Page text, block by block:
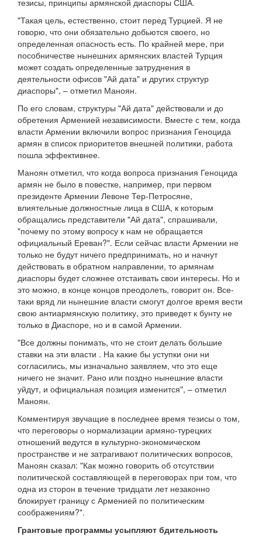
тезисы, принципы армянской диаспоры США.
"Такая цель, естественно, стоит перед Турцией. Я не
говорю, что они обязательно добьются своего, но
определенная опасность есть. По крайней мере, при
пособничестве нынешних армянских властей Турция
может создать определенные затруднения в
деятельности офисов "Ай дата" и других структур
диаспоры", – отметил Маноян.
По его словам, структуры "Ай дата" действовали и до
обретения Арменией независимости. Вместе с тем, когда
власти Армении включили вопрос признания Геноцида
армян в список приоритетов внешней политики, работа
пошла эффективнее.
Маноян отметил, что когда вопроса признания Геноцида
армян не было в повестке, например, при первом
президенте Армении Левоне Тер-Петросяне,
влиятельные должностные лица в США, к которым
обращались представители "Ай дата", спрашивали,
"почему по этому вопросу к нам не обращается
официальный Ереван?". Если сейчас власти Армении не
только не будут ничего предпринимать, но и начнут
действовать в обратном направлении, то армянам
диаспоры будет сложнее отстаивать свои интересы. Но и
это можно, в конце концов преодолеть, говорит он. Все-
таки вряд ли нынешние власти смогут долгое время вести
свою антиармянскую политику, это приведет к бунту не
только в Диаспоре, но и в самой Армении.
"Все должны понимать, что не стоит делать большие
ставки на эти власти . На какие бы уступки они ни
согласились, мы изначально заявляем, что это еще
ничего не значит. Рано или поздно нынешние власти
уйдут, и официальная позиция изменится", – отметил
Маноян.
Комментируя звучащие в последнее время тезисы о том,
что переговоры о нормализации армяно-турецких
отношений ведутся в культурно-экономическом
пространстве и не затрагивают политических вопросов,
Маноян сказал: "Как можно говорить об отсутствии
политической составляющей в переговорах при том, что
одна из сторон в течение тридцати лет незаконно
блокирует границу с Арменией по политическим
соображениям?".
Грантовые программы усыпляют бдительность